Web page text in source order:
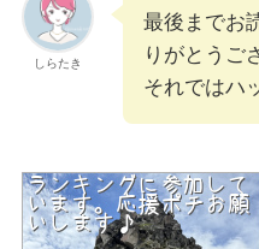
しらたき
最後までお
りがとうご
それではハ